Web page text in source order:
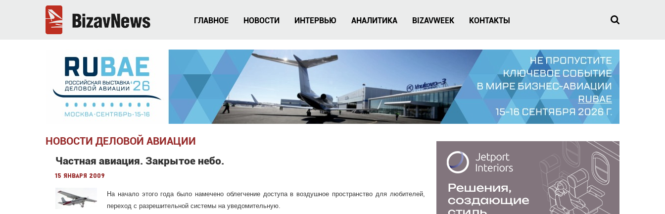
ГЛАВНОЕ НОВОСТИ ИНТЕРВЬЮ АНАЛИТИКА BIZAVWEEK КОНТАКТЫ
НОВОСТИ ДЕЛОВОЙ АВИАЦИИ
Частная авиация. Закрытое небо.
15 января 2009
На начало этого года было намечено облегчение доступа в воздушное пространство для любителей,
переход с разрешительной системы на уведомительную.